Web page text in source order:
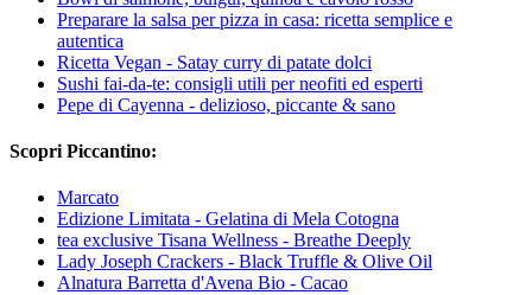
Preparare la salsa per pizza in casa: ricetta semplice e
autentica
Ricetta Vegan - Satay curry di patate dolci
Sushi fai-da-te: consigli utili per neofiti ed esperti
Pepe di Cayenna - delizioso, piccante & sano
Scopri Piccantino:
Marcato
Edizione Limitata - Gelatina di Mela Cotogna
tea exclusive Tisana Wellness - Breathe Deeply
Lady Joseph Crackers - Black Truffle & Olive Oil
Alnatura Barretta d'Avena Bio - Cacao